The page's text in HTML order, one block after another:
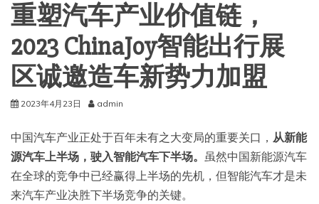
重塑汽车产业价值链，
2023 ChinaJoy智能出行展
区诚邀造车新势力加盟
2023年4月23日 admin
中国汽车产业正处于百年未有之大变局的重要关口， 从新能
源汽车上半场，驶入智能汽车下半场。 虽然中国新能源汽车
在全球的竞争中已经赢得上半场的先机，但智能汽车才是未
来汽车产业决胜下半场竞争的关键。